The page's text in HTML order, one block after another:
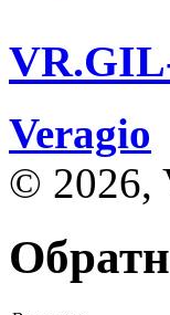
Veragio
© 2026,